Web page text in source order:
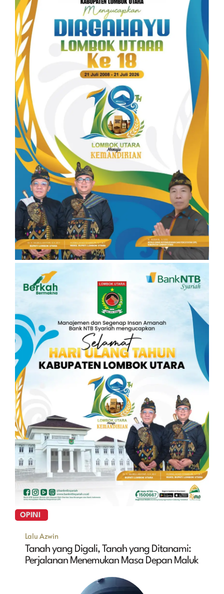
OPINI
Lalu Azwin
Tanah yang Digali, Tanah yang Ditanami:
Perjalanan Menemukan Masa Depan Maluk